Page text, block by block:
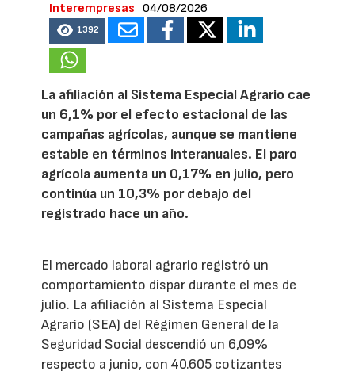
Interempresas
04/08/2026
1392
La afiliación al Sistema Especial Agrario cae
un 6,1% por el efecto estacional de las
campañas agrícolas, aunque se mantiene
estable en términos interanuales. El paro
agrícola aumenta un 0,17% en julio, pero
continúa un 10,3% por debajo del
registrado hace un año.
El mercado laboral agrario registró un
comportamiento dispar durante el mes de
julio. La afiliación al Sistema Especial
Agrario (SEA) del Régimen General de la
Seguridad Social descendió un 6,09%
respecto a junio, con 40.605 cotizantes